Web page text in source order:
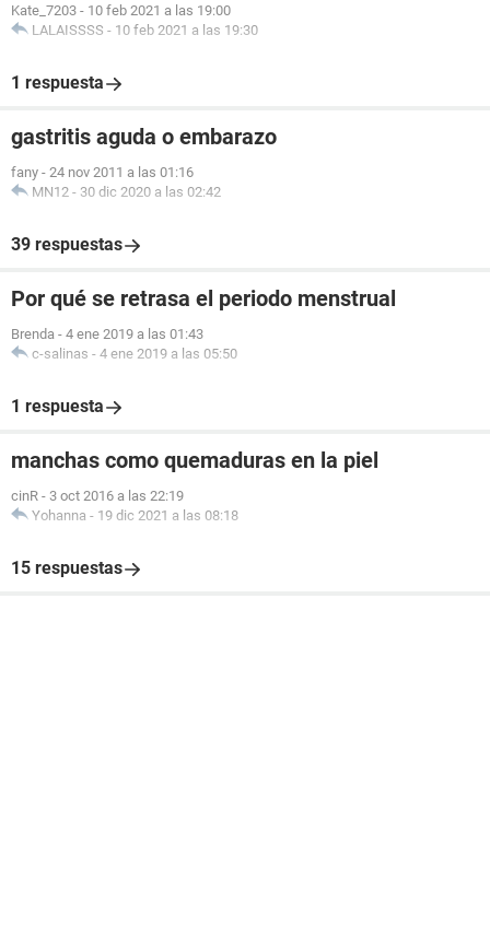
Kate_7203 - 10 feb 2021 a las 19:00
LALAISSSS - 10 feb 2021 a las 19:30
1 respuesta
gastritis aguda o embarazo
fany - 24 nov 2011 a las 01:16
MN12 - 30 dic 2020 a las 02:42
39 respuestas
Por qué se retrasa el periodo menstrual
Brenda - 4 ene 2019 a las 01:43
c-salinas - 4 ene 2019 a las 05:50
1 respuesta
manchas como quemaduras en la piel
cinR - 3 oct 2016 a las 22:19
Yohanna - 19 dic 2021 a las 08:18
15 respuestas